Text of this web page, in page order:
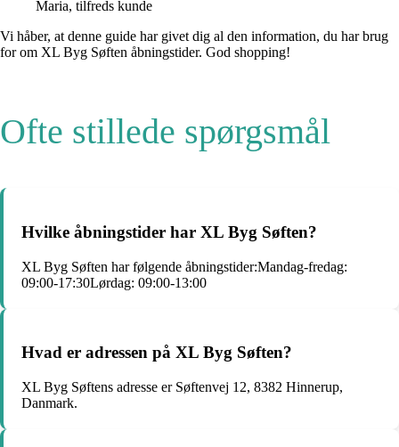
Maria, tilfreds kunde
Vi håber, at denne guide har givet dig al den information, du har brug
for om XL Byg Søften åbningstider. God shopping!
Ofte stillede spørgsmål
Hvilke åbningstider har XL Byg Søften?
XL Byg Søften har følgende åbningstider:Mandag-fredag:
09:00-17:30Lørdag: 09:00-13:00
Hvad er adressen på XL Byg Søften?
XL Byg Søftens adresse er Søftenvej 12, 8382 Hinnerup,
Danmark.